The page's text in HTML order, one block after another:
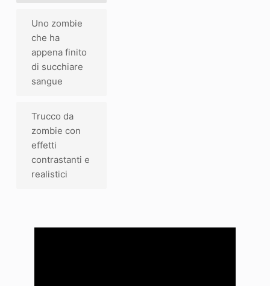
Uno zombie
che ha
appena finito
di succhiare
sangue
Trucco da
zombie con
effetti
contrastanti e
realistici